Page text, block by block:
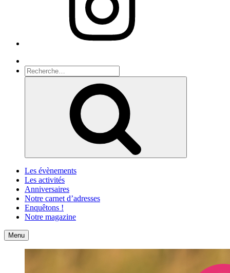
Recherche
pour
Les évènements
Les activités
Anniversaires
Notre carnet d’adresses
Enquêtons !
Notre magazine
Accueil
Menu Contact